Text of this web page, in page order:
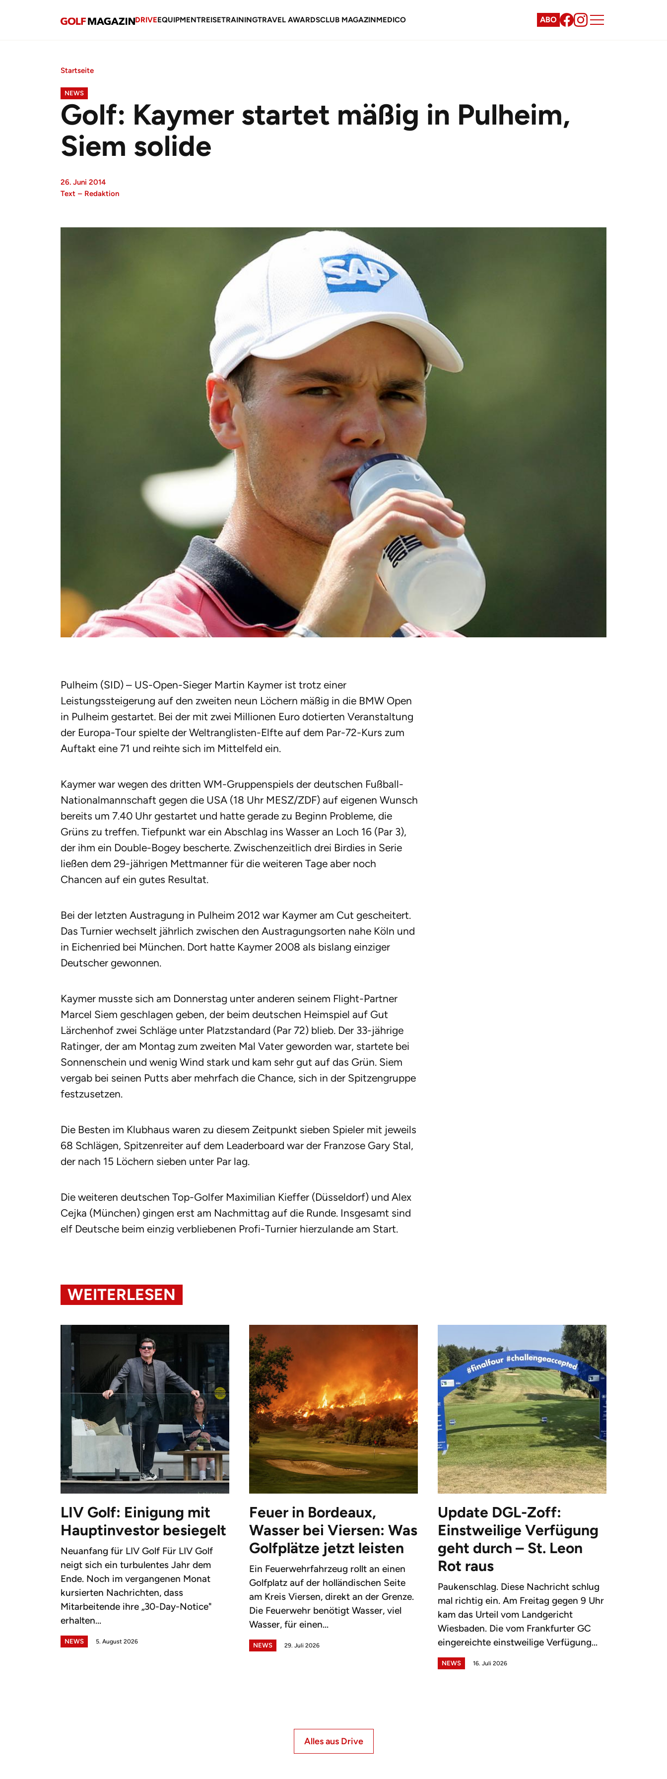
DRIVEEQUIPMENTREISETRAININGTRAVEL AWARDSCLUB MAGAZINMEDICO ABO
Startseite
NEWS
Golf: Kaymer startet mäßig in Pulheim,
Siem solide
26. Juni 2014
Text – Redaktion
Pulheim (SID) – US-Open-Sieger Martin Kaymer ist trotz einer
Leistungssteigerung auf den zweiten neun Löchern mäßig in die BMW Open
in Pulheim gestartet. Bei der mit zwei Millionen Euro dotierten Veranstaltung
der Europa-Tour spielte der Weltranglisten-Elfte auf dem Par-72-Kurs zum
Auftakt eine 71 und reihte sich im Mittelfeld ein.
Kaymer war wegen des dritten WM-Gruppenspiels der deutschen Fußball-
Nationalmannschaft gegen die USA (18 Uhr MESZ/ZDF) auf eigenen Wunsch
bereits um 7.40 Uhr gestartet und hatte gerade zu Beginn Probleme, die
Grüns zu treffen. Tiefpunkt war ein Abschlag ins Wasser an Loch 16 (Par 3),
der ihm ein Double-Bogey bescherte. Zwischenzeitlich drei Birdies in Serie
ließen dem 29-jährigen Mettmanner für die weiteren Tage aber noch
Chancen auf ein gutes Resultat.
Bei der letzten Austragung in Pulheim 2012 war Kaymer am Cut gescheitert.
Das Turnier wechselt jährlich zwischen den Austragungsorten nahe Köln und
in Eichenried bei München. Dort hatte Kaymer 2008 als bislang einziger
Deutscher gewonnen.
Kaymer musste sich am Donnerstag unter anderen seinem Flight-Partner
Marcel Siem geschlagen geben, der beim deutschen Heimspiel auf Gut
Lärchenhof zwei Schläge unter Platzstandard (Par 72) blieb. Der 33-jährige
Ratinger, der am Montag zum zweiten Mal Vater geworden war, startete bei
Sonnenschein und wenig Wind stark und kam sehr gut auf das Grün. Siem
vergab bei seinen Putts aber mehrfach die Chance, sich in der Spitzengruppe
festzusetzen.
Die Besten im Klubhaus waren zu diesem Zeitpunkt sieben Spieler mit jeweils
68 Schlägen, Spitzenreiter auf dem Leaderboard war der Franzose Gary Stal,
der nach 15 Löchern sieben unter Par lag.
Die weiteren deutschen Top-Golfer Maximilian Kieffer (Düsseldorf) und Alex
Cejka (München) gingen erst am Nachmittag auf die Runde. Insgesamt sind
elf Deutsche beim einzig verbliebenen Profi-Turnier hierzulande am Start.
WEITERLESEN
LIV Golf: Einigung mit
Hauptinvestor besiegelt
Neuanfang für LIV Golf Für LIV Golf
neigt sich ein turbulentes Jahr dem
Ende. Noch im vergangenen Monat
kursierten Nachrichten, dass
Mitarbeitende ihre „30-Day-Notice"
erhalten...
NEWS 5. August 2026
Feuer in Bordeaux,
Wasser bei Viersen: Was
Golfplätze jetzt leisten
Ein Feuerwehrfahrzeug rollt an einen
Golfplatz auf der holländischen Seite
am Kreis Viersen, direkt an der Grenze.
Die Feuerwehr benötigt Wasser, viel
Wasser, für einen...
NEWS 29. Juli 2026
Update DGL-Zoff:
Einstweilige Verfügung
geht durch – St. Leon
Rot raus
Paukenschlag. Diese Nachricht schlug
mal richtig ein. Am Freitag gegen 9 Uhr
kam das Urteil vom Landgericht
Wiesbaden. Die vom Frankfurter GC
eingereichte einstweilige Verfügung...
NEWS 16. Juli 2026
Alles aus Drive